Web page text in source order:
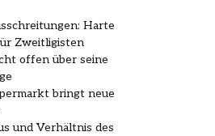
Harte
Zweitligisten
offen über seine
bringt neue
und Verhältnis des